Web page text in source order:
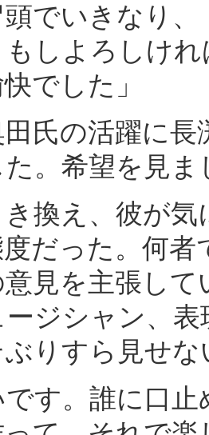
でいきなり
しよろしけ
でした」
氏の活躍に長
た。希望を見
換え、彼が気
度だった。何
見を主張し
ージシャン、
りすら見せな
です。誰に口